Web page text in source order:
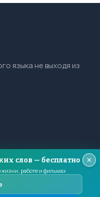
языка не выходя из
права защищены.
слов — бесплатно
работе и фильмах